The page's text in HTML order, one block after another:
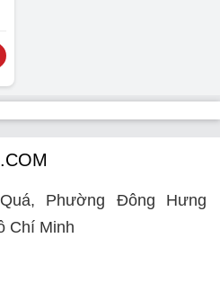
Phường Đông Hưng
Chí Minh